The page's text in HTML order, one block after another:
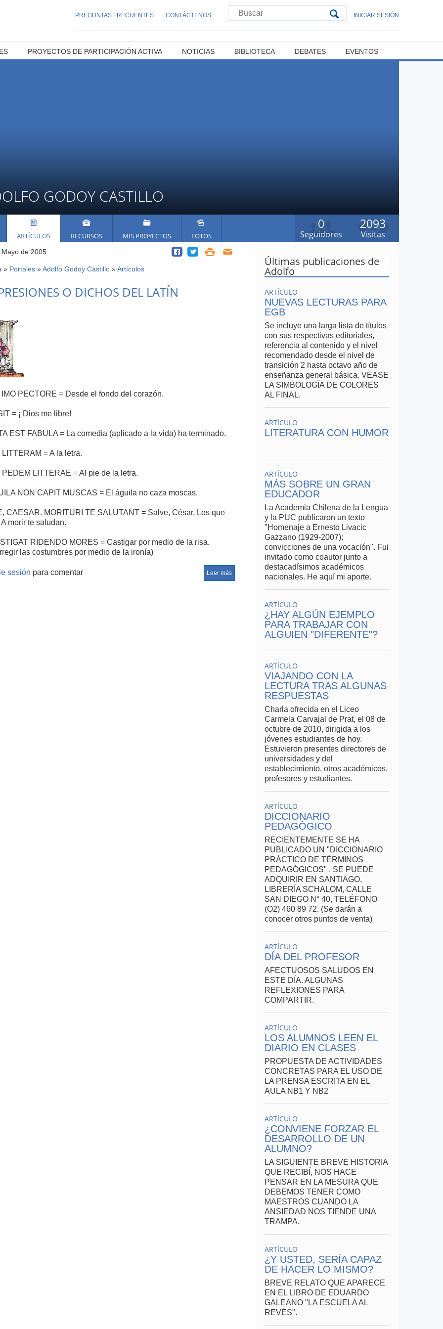
PREGUNTAS FRECUENTES CONTÁCTENOS INICIAR SESIÓN
GODOY CASTILLO
2093
Visitas
0
Seguidores
ARTÍCULOS RECURSOS MIS PROYECTOS FOTOS
de 2005
» Portales » Adolfo Godoy Castillo » Artículos
O DICHOS DEL LATÍN
PECTORE = Desde el fondo del corazón.
= ¡ Dios me libre!
EST FABULA = La comedia (aplicado a la vida) ha terminado.
LITTERAM = A la letra.
PEDEM LITTERAE = Al pie de la letra.
NON CAPIT MUSCAS = El águila no caza moscas.
CAESAR. MORITURI TE SALUTANT = Salve, César. Los que
morir te saludan.
RIDENDO MORES = Castigar por medio de la risa.
las costumbres por medio de la ironía)
NON FACIT MONACHUM = El hábito no hace al monje.
Leer más
sesión para comentar
Últimas publicaciones de
Adolfo
ARTÍCULO
NUEVAS LECTURAS PARA
EGB
Se incluye una larga lista de títulos
con sus respectivas editoriales,
referencia al contenido y el nivel
recomendado desde el nivel de
transición 2 hasta octavo año de
enseñanza general básica. VËASE
LA SIMBOLOGÏA DE COLORES
AL FINAL.
ARTÍCULO
LITERATURA CON HUMOR
ARTÍCULO
MÁS SOBRE UN GRAN
EDUCADOR
La Academia Chilena de la Lengua
y la PUC publicaron un texto
"Homenaje a Ernesto Livacic
Gazzano (1929-2007):
convicciones de una vocación". Fui
invitado como coautor junto a
destacadísimos académicos
nacionales. He aquí mi aporte.
ARTÍCULO
¿HAY ALGÚN EJEMPLO
PARA TRABAJAR CON
ALGUIEN "DIFERENTE"?
ARTÍCULO
VIAJANDO CON LA
LECTURA TRAS ALGUNAS
RESPUESTAS
Charla ofrecida en el Liceo
Carmela Carvajal de Prat, el 08 de
octubre de 2010, dirigida a los
jóvenes estudiantes de hoy.
Estuvieron presentes directores de
universidades y del
establecimiento, otros académicos,
profesores y estudiantes.
ARTÍCULO
DICCIONARIO
PEDAGÓGICO
RECIENTEMENTE SE HA
PUBLICADO UN "DICCIONARIO
PRÁCTICO DE TÉRMINOS
PEDAGÓGICOS" . SE PUEDE
ADQUIRIR EN SANTIAGO,
LIBRERÍA SCHALOM, CALLE
SAN DIEGO N° 40, TELÉFONO
(O2) 460 89 72. (Se darán a
conocer otros puntos de venta)
ARTÍCULO
DÍA DEL PROFESOR
AFECTUOSOS SALUDOS EN
ESTE DÍA. ALGUNAS
REFLEXIONES PARA
COMPARTIR.
ARTÍCULO
LOS ALUMNOS LEEN EL
DIARIO EN CLASES
PROPUESTA DE ACTIVIDADES
CONCRETAS PARA EL USO DE
LA PRENSA ESCRITA EN EL
AULA NB1 Y NB2
ARTÍCULO
¿CONVIENE FORZAR EL
DESARROLLO DE UN
ALUMNO?
LA SIGUIENTE BREVE HISTORIA
QUE RECIBÍ, NOS HACE
PENSAR EN LA MESURA QUE
DEBEMOS TENER COMO
MAESTROS CUANDO LA
ANSIEDAD NOS TIENDE UNA
TRAMPA.
ARTÍCULO
¿Y USTED, SERÍA CAPAZ
DE HACER LO MISMO?
BREVE RELATO QUE APARECE
EN EL LIBRO DE EDUARDO
GALEANO "LA ESCUELA AL
REVÉS".
PROYECTOS DE PARTICIPACIÓN ACTIVA NOTICIAS BIBLIOTECA DEBATES EVENTOS